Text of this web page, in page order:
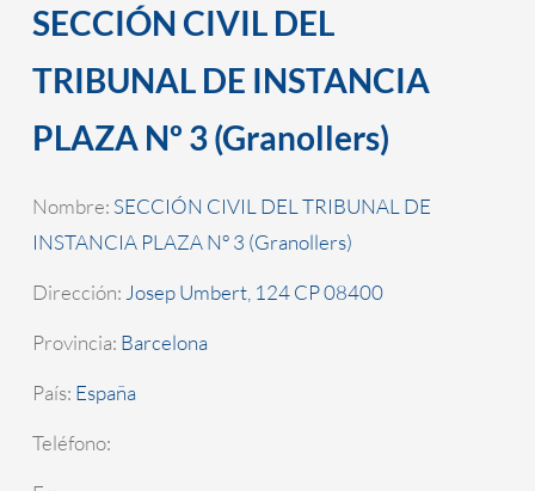
SECCIÓN CIVIL DEL
TRIBUNAL DE INSTANCIA
PLAZA Nº 3 (Granollers)
Nombre: SECCIÓN CIVIL DEL TRIBUNAL DE
INSTANCIA PLAZA Nº 3 (Granollers)
Dirección:Josep Umbert, 124 CP 08400
Provincia: Barcelona
País: España
Teléfono: